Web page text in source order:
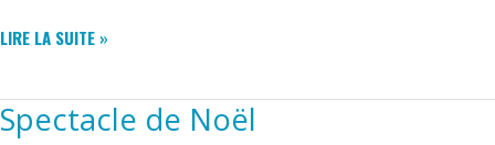
FERMETURE
LIRE LA SUITE »
Spectacle de Noël